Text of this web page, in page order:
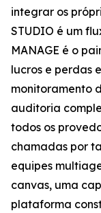
integrar os
STUDIO é um
MANAGE é o
lucros e perdas
monitoramento
auditoria
todos os
chamadas por
equipes
canvas, uma
plataforma